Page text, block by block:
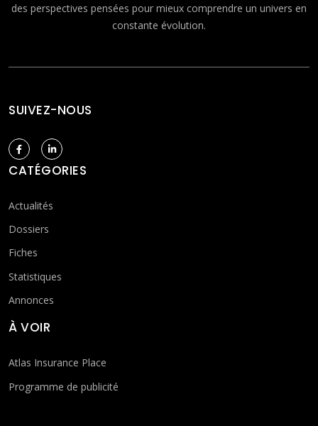
des perspectives pensées pour mieux comprendre un univers en
constante évolution.
SUIVEZ-NOUS
CATÉGORIES
Actualités
Dossiers
Fiches
Statistiques
Annonces
À VOIR
Atlas Insurance Place
Programme de publicité